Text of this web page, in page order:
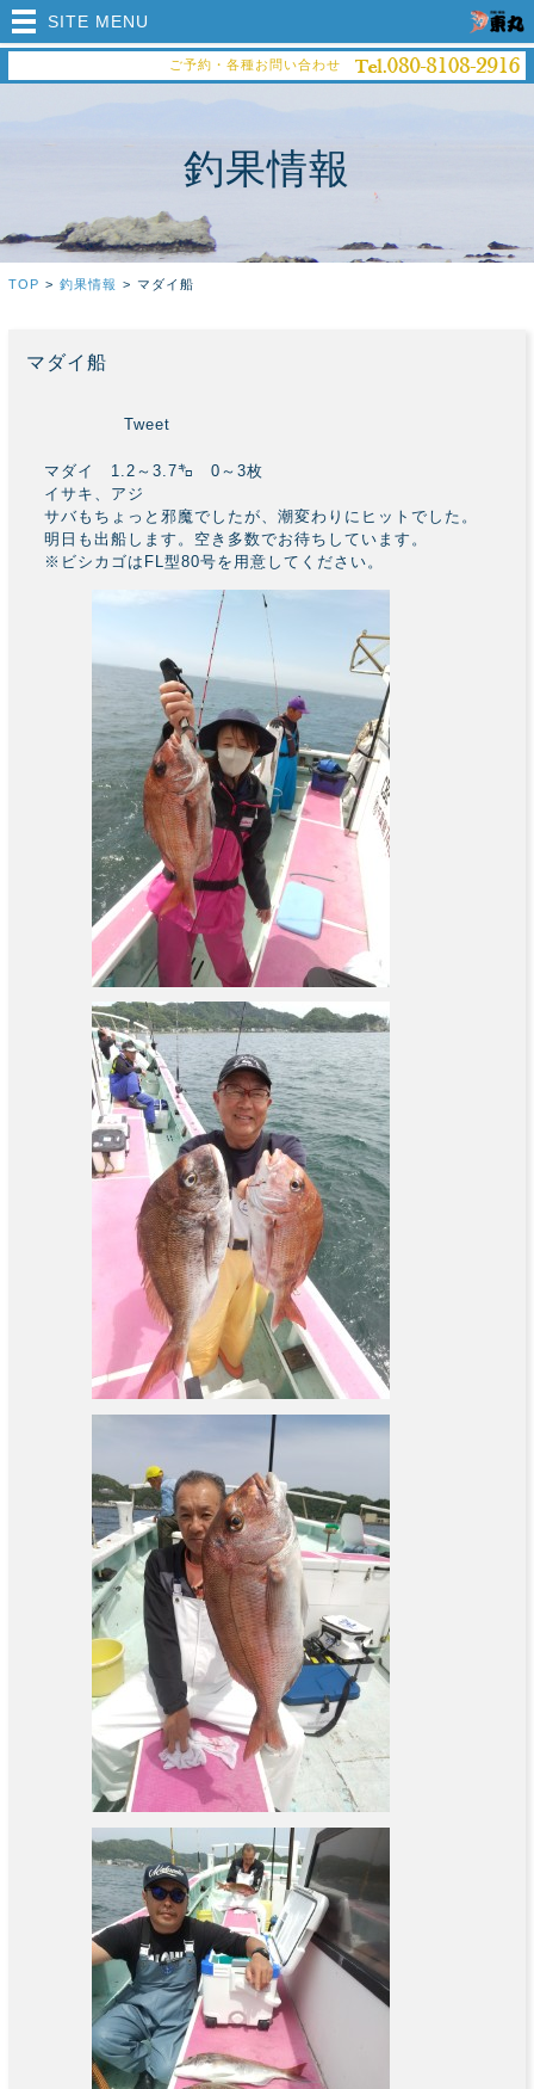
ご予約・各種お問い合わせ
SITE MENU
釣果情報
TOP > 釣果情報 > マダイ船
マダイ船
Tweet
マダイ 1.2～3.7㌔ 0～3枚
イサキ、アジ
サバもちょっと邪魔でしたが、潮変わりにヒットでした。
明日も出船します。空き多数でお待ちしています。
※ビシカゴはFL型80号を用意してください。